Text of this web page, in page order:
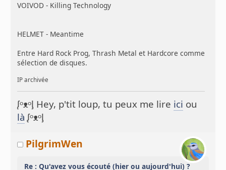
VOIVOD - Killing Technology
HELMET - Meantime
Entre Hard Rock Prog, Thrash Metal et Hardcore comme
sélection de disques.
IP archivée
ᶘᵒᴥᵒᶅ Hey, p'tit loup, tu peux me lire ici ou
là ᶘᵒᴥᵒᶅ
PilgrimWen
Re : Qu'avez vous écouté (hier ou aujourd'hui) ?